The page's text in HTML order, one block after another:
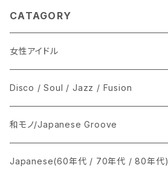
CATAGORY
女性アイドル
シングル盤
あ行
か行
LP
CD
Disco / Soul / Jazz / Fusion
シングル盤
A
12インチ・シングル
和モノ/Japanese Groove
シングル盤
Japanese(60年代 / 70年代 / 80年代)